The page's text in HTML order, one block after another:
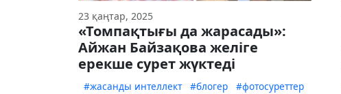
23 қаңтар, 2025
«Томпақтығы да жарасады»:
Айжан Байзақова желіге
ерекше сурет жүктеді
#жасанды интеллект #блогер #фотосуреттер